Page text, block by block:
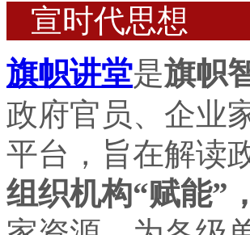
宣时代思想
旗帜讲堂是旗帜
政府官员、企业
平台，旨在解读
组织机构“赋能”